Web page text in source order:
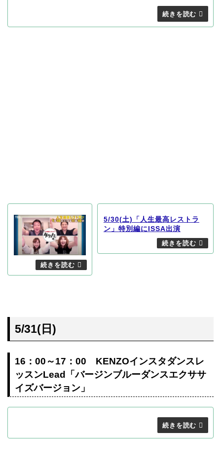
5/30(土)「人生最高レストラ
ン」特別編にISSA出演
5/31(日)
16：00～17：00 KENZOインスタダンスレ
ッスンLead「バージンブルーダンスエクササ
イズバージョン」